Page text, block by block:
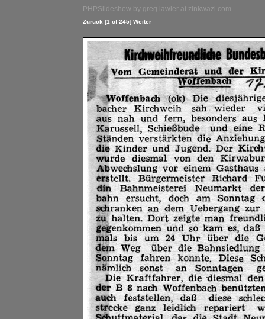
PHPSlideshow by greg lawler at zinkwazi.com
Zurück [1 of 245] Weiter